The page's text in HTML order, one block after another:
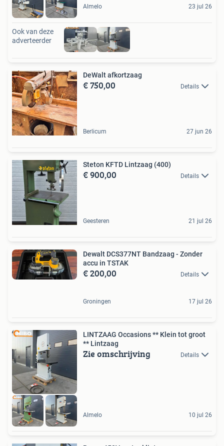
Almelo 23 jul 26
Ook van deze
adverteerder
DeWalt afkortzaag
€ 750,00 Details
Berlicum 27 jun 26
Steton KFTD Lintzaag (400)
€ 900,00 Details
Geesteren 21 jul 26
Dewalt DCS377NT Bandzaag - Zonder
accu in TSTAK
€ 200,00 Details
Groningen 17 jul 26
LINTZAAG Occasions ** Klein tot groot
** Lintzaag
Zie omschrijving Details
Almelo 10 jul 26